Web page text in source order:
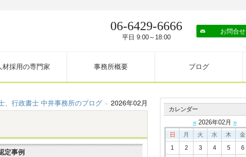
06-6429-6666
平日 9:00～18:00
お問合せ
材採用の専門家 事務所概要 ブログ
、行政書士 中井事務所のブログ » 2026年02月
定事例
カレンダー
« 2026年02月 »
日 月 火 水 木 金
1
2 3 4 5 6